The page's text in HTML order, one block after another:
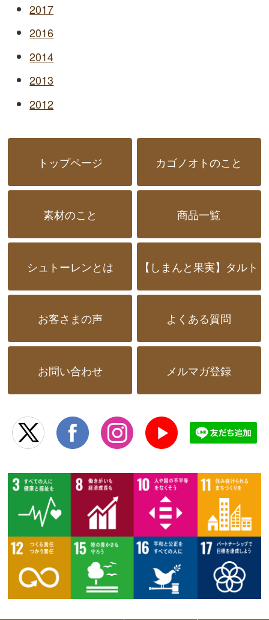
2017
2016
2014
2013
2012
トップページ カゴノオトのこと
素材のこと 商品一覧
シュトーレンとは 【しまんと果実】タルト
お客さまの声 よくある質問
お問い合わせ メルマガ登録